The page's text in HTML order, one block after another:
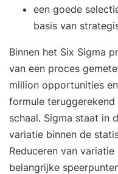
een goede
basis van
Binnen het Six Sigma
van een proces
million opportunities
formule
schaal. Sigma staat in
variatie binnen de
Reduceren van
belangrijke